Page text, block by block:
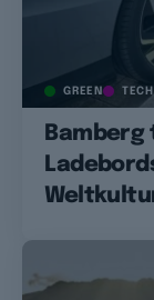
GREEN TECH